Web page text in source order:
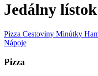
Jedálny lístok
Pizza Cestoviny Minútky
Nápoje
Pizza